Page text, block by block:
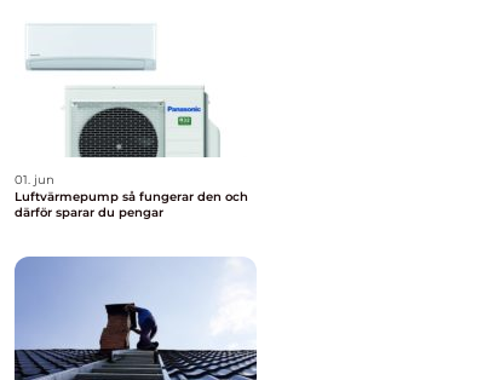
01. jun
Luftvärmepump så fungerar den och
därför sparar du pengar